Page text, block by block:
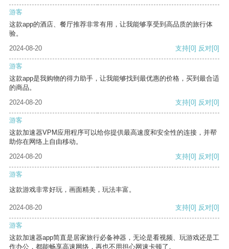
游客
这款app的酒店、餐厅推荐非常有用，让我能够享受到高品质的旅行体
验。
2024-08-20
支持[0] 反对[0]
游客
这款app是我购物的得力助手，让我能够找到最优惠的价格，买到最合适
的商品。
2024-08-20
支持[0] 反对[0]
游客
这款加速器VPM应用程序可以给你提供最高速度和安全性的连接，并帮
助你在网络上自由移动。
2024-08-20
支持[0] 反对[0]
游客
这款游戏非常好玩，画面精美，玩法丰富。
2024-08-20 支持[0] 反对[0]
游客
这款加速器app简直是居家旅行必备神器，无论是看视频、玩游戏还是工
作办公，都能畅享高速网络，再也不用担心网速卡顿了。